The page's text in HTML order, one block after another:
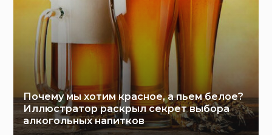
Почему мы хотим красное, а пьем белое?
Иллюстратор раскрыл секрет выбора
алкогольных напитков